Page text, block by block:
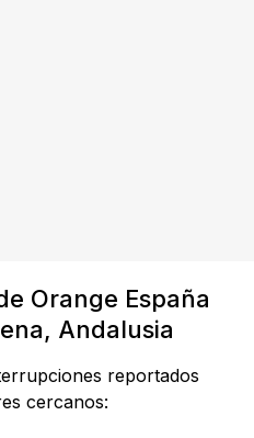
Orange España
Andalusia
reportados
cercanos: